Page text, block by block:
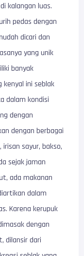
kalangan luas.
pedas dengan
dicari dan
yang unik
banyak
kenyal ini seblak
dalam kondisi
dengan
dengan berbagai
sayur, bakso,
sejak jaman
ada makanan
dalam
Karena kerupuk
dengan
dilansir dari